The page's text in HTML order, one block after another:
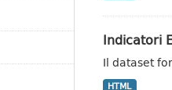
Indicatori
Il dataset
HTML